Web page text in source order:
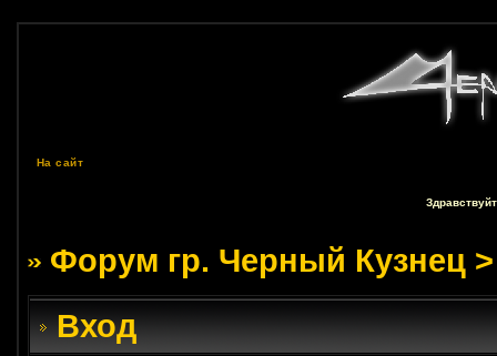
На сайт
Форум гр. Черный Кузнец>
Вход